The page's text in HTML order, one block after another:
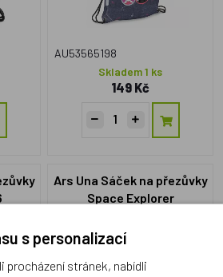
AU53565198
Skladem 1 ks
149 Kč
Ars Una Sáček na přezůvky
Space Explorer
NOVINKA
s personalizací
procházení stránek, nabídli